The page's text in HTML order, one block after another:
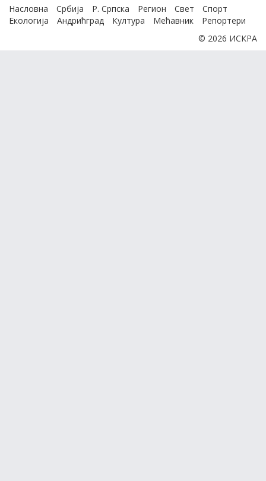
Насловна Србија Р. Српска Регион Свет
Спорт
Екологија
Андрићград Култура Мећавник
Репортери
© 2026 ИСКРА